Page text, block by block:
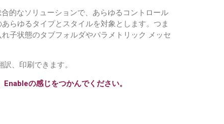
的なソリューションで、あらゆるコントロール
らゆるタイプとスタイルを対象とします。つま
子状態のタブフォルダやパラメトリック メッセ
、印刷できます。
の感じをつかんでください。